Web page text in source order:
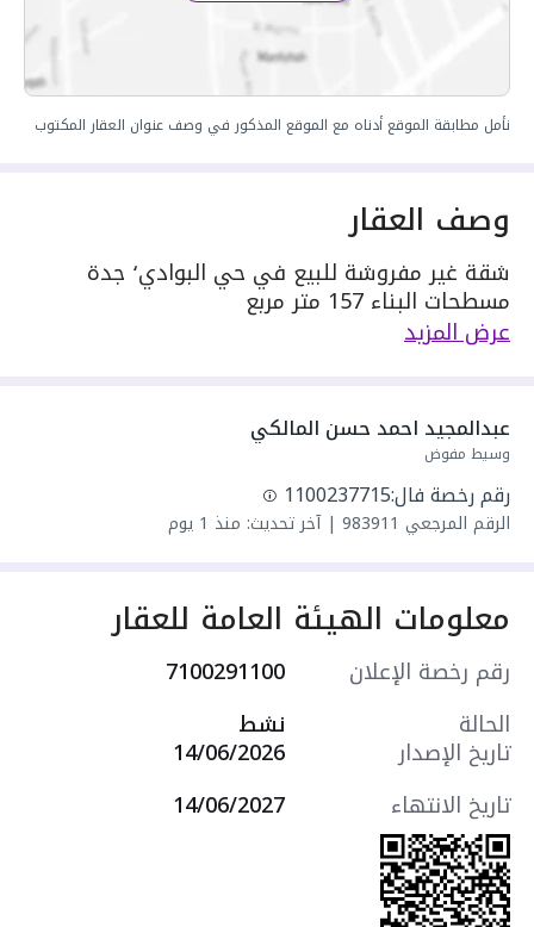
نأمل مطابقة الموقع أدناه مع الموقع المذكور في وصف عنوان العقار المكتوب
وصف العقار
شقة غير مفروشة للبيع في حي البوادي٬ جدة
مسطحات البناء 157 متر مربع
دور العقار 5
يحدها 1 شارع:
مجلس
واصل كهرباء
واصل مياه
سنة البناء: 2026
مميزات العقار:
- مسجد
- مركز صحي
- مركز تجاري
- ملحق
- سطح
- موقف سيارة داخلي
- مدخلين منفصلين
- غرفة ملابس
- غرفة سائق
- غرفة غسيل
عرض المزيد
عبدالمجيد احمد حسن المالكي
وسيط مفوض
رقم رخصة فال:1100237715
الرقم المرجعي 983911
|آخر تحديث: منذ 1 يوم
معلومات الهيئة العامة للعقار
رقم رخصة الإعلان
7100291100
الحالة
نشط
تاريخ الإصدار
14/06/2026
تاريخ الانتهاء
14/06/2027